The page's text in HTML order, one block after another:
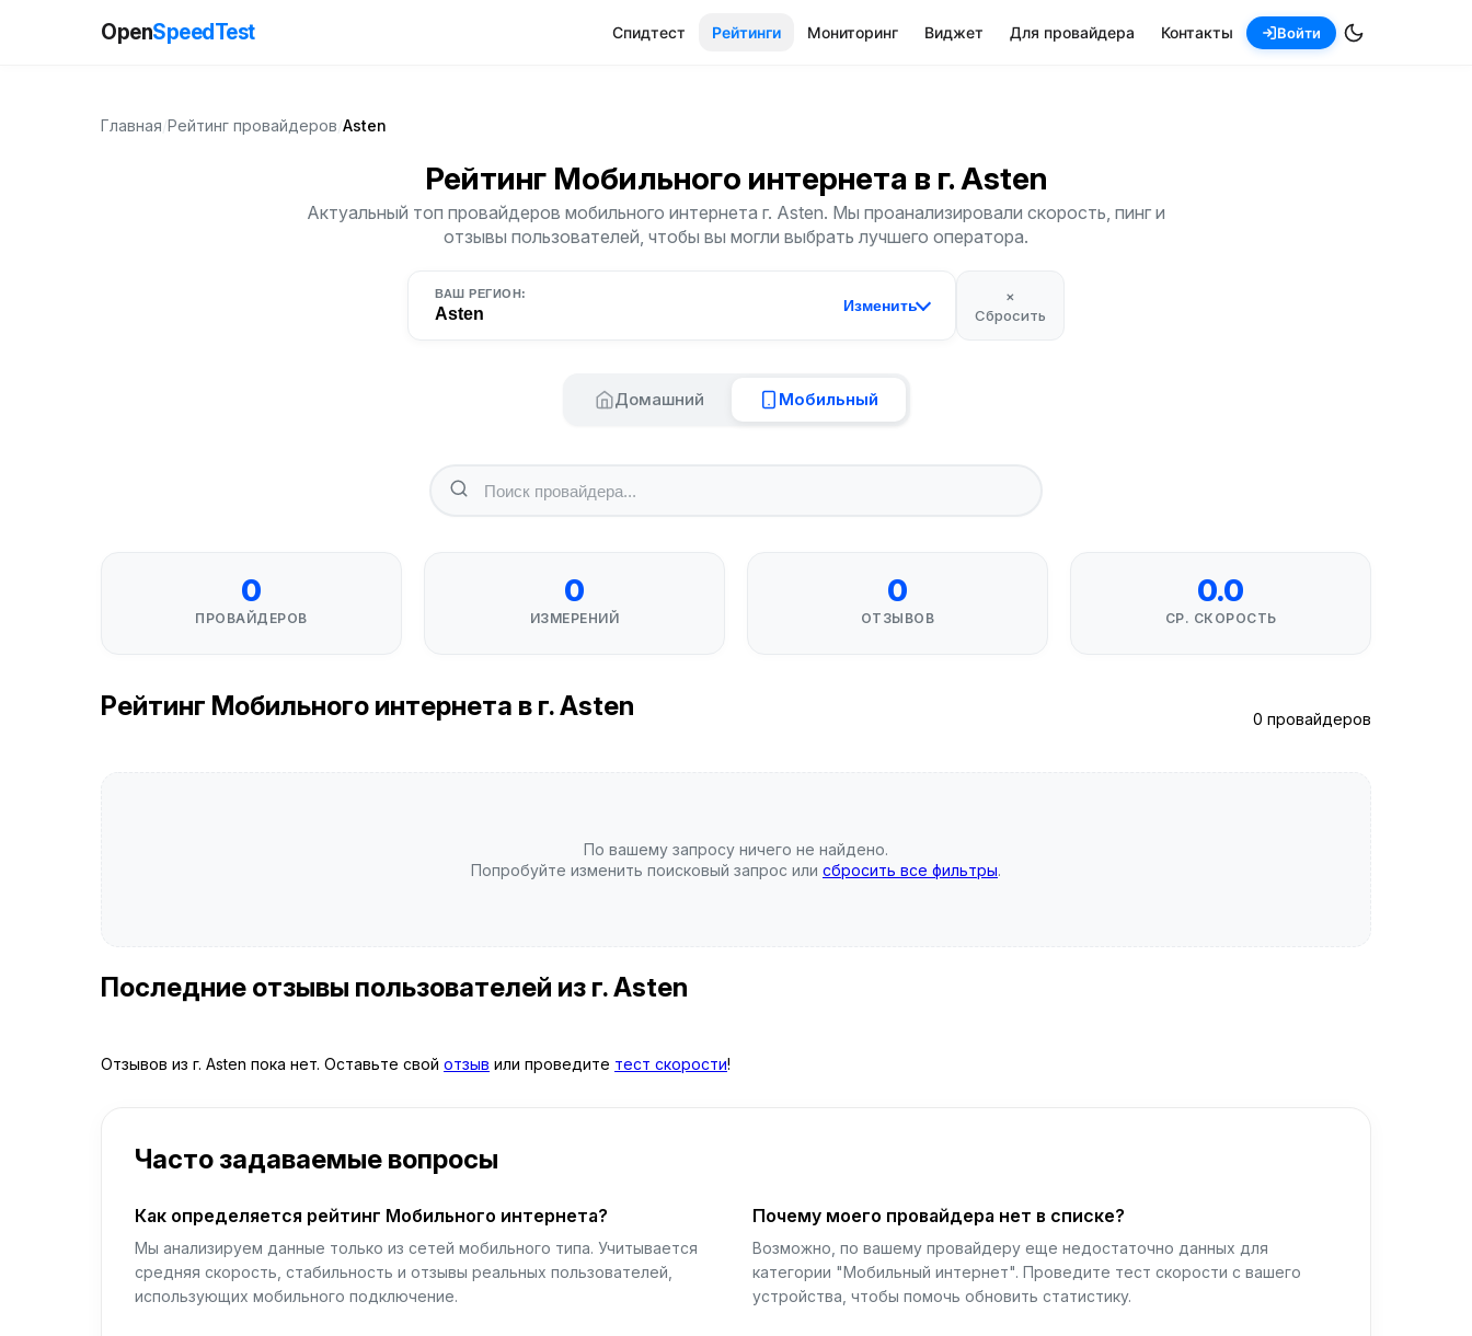
OpenSpeedTest Спидтест Рейтинги Мониторинг Виджет Для провайдера Контакты Войти
Главная Рейтинг провайдеров Asten
Рейтинг Мобильного интернета в г. Asten
Актуальный топ провайдеров мобильного интернета г. Asten. Мы проанализировали скорость, пинг и
отзывы пользователей, чтобы вы могли выбрать лучшего оператора.
ВАШ РЕГИОН:
Asten Изменить
×
Сбросить
Домашний Мобильный
0
ПРОВАЙДЕРОВ
0
ИЗМЕРЕНИЙ
0
ОТЗЫВОВ
0.0
СР. СКОРОСТЬ
Рейтинг Мобильного интернета в г. Asten 0 провайдеров
По вашему запросу ничего не найдено.
Попробуйте изменить поисковый запрос или сбросить все фильтры.
Последние отзывы пользователей из г. Asten
Отзывов из г. Asten пока нет. Оставьте свой отзыв или проведите тест скорости!
Часто задаваемые вопросы
Как определяется рейтинг Мобильного интернета?
Мы анализируем данные только из сетей мобильного типа. Учитывается
средняя скорость, стабильность и отзывы реальных пользователей,
использующих мобильного подключение.
Почему моего провайдера нет в списке?
Возможно, по вашему провайдеру еще недостаточно данных для
категории "Мобильный интернет". Проведите тест скорости с вашего
устройства, чтобы помочь обновить статистику.